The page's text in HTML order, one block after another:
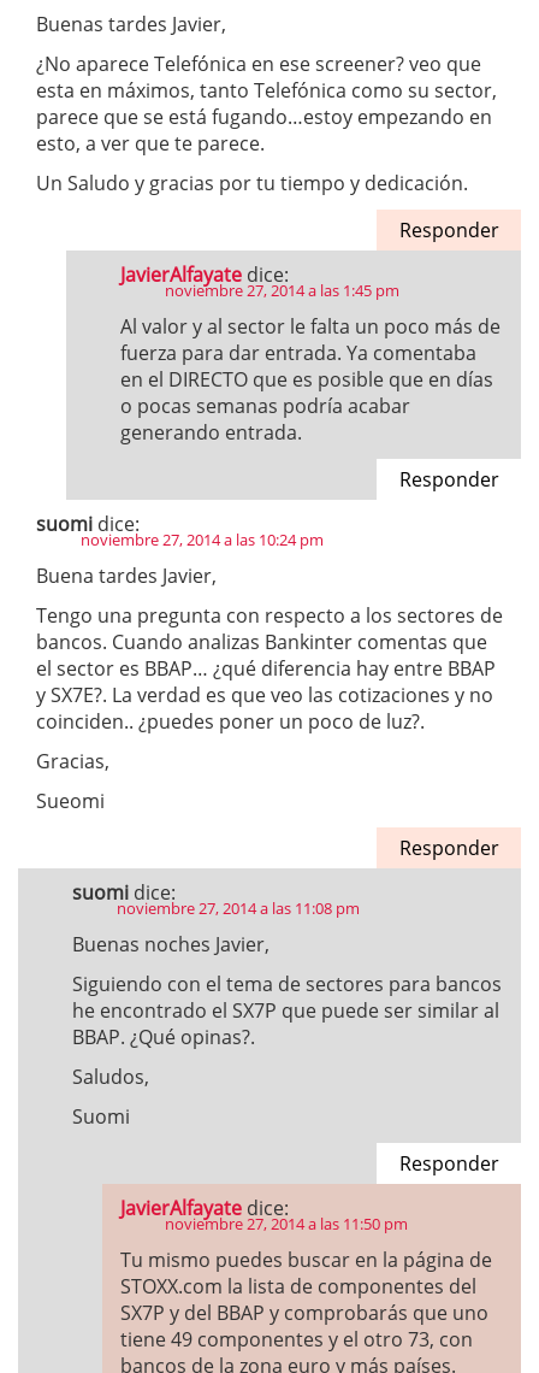
Buenas tardes Javier,
¿No aparece Telefónica en ese screener? veo que
esta en máximos, tanto Telefónica como su sector,
parece que se está fugando…estoy empezando en
esto, a ver que te parece.
Un Saludo y gracias por tu tiempo y dedicación.
Responder
JavierAlfayate dice:
noviembre 27, 2014 a las 1:45 pm
Al valor y al sector le falta un poco más de
fuerza para dar entrada. Ya comentaba
en el DIRECTO que es posible que en días
o pocas semanas podría acabar
generando entrada.
Responder
suomi dice:
noviembre 27, 2014 a las 10:24 pm
Buena tardes Javier,
Tengo una pregunta con respecto a los sectores de
bancos. Cuando analizas Bankinter comentas que
el sector es BBAP… ¿qué diferencia hay entre BBAP
y SX7E?. La verdad es que veo las cotizaciones y no
coinciden.. ¿puedes poner un poco de luz?.
Gracias,
Sueomi
Responder
suomi dice:
noviembre 27, 2014 a las 11:08 pm
Buenas noches Javier,
Siguiendo con el tema de sectores para bancos
he encontrado el SX7P que puede ser similar al
BBAP. ¿Qué opinas?.
Saludos,
Suomi
Responder
JavierAlfayate dice:
noviembre 27, 2014 a las 11:50 pm
Tu mismo puedes buscar en la página de
STOXX.com la lista de componentes del
SX7P y del BBAP y comprobarás que uno
tiene 49 componentes y el otro 73, con
bancos de la zona euro y más países.